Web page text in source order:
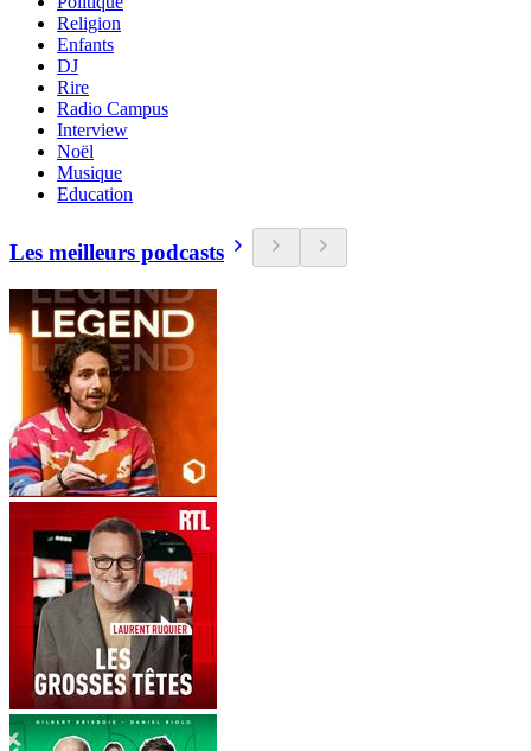
Religion
Enfants
DJ
Rire
Radio Campus
Interview
Noël
Musique
Education
Les meilleurs podcasts